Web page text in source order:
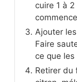
cuire 1 à 2
Ajouter
Faire
ce que
Retirer du